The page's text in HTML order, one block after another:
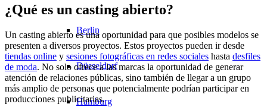
Berlin
Düsseldorf
Hamburg
¿Qué es un casting abierto?
Un casting abierto es una oportunidad para que posibles modelos se
presenten a diversos proyectos. Estos proyectos pueden ir desde
tiendas online y sesiones fotográficas en redes sociales hasta desfiles
de moda. No solo ofrece a las marcas la oportunidad de generar
atención de relaciones públicas, sino también de llegar a un grupo
más amplio de personas que potencialmente podrían participar en
producciones publicitarias.